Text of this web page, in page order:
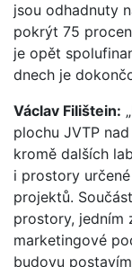
jsou odhadnuty
pokrýt 75
je opět
dnech je
Václav Filištein:
plochu JVTP
kromě dalších
i prostory
projektů.
prostory, jedním
marketingové
budovu